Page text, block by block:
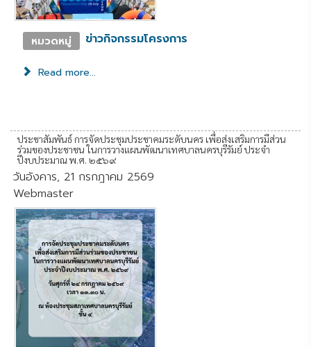
หมวดหมู่ ข่าวกิจกรรมโครงการ
Read more...
ประชาสัมพันธ์ การจัดประชุมประชาคมระดับนคร เพื่อส่งเสริมการมีส่วน
ร่วมของประชาชน ในการวางแผนพัฒนาเทศบาลนครบุรีรัมย์ ประจำ
ปีงบประมาณ พ.ศ. ๒๕๖๙
วันอังคาร, 21 กรกฎาคม 2569
Webmaster